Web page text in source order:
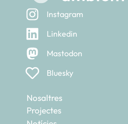
Instagram
Linkedin
Mastodon
Bluesky
Nosaltres
Projectes